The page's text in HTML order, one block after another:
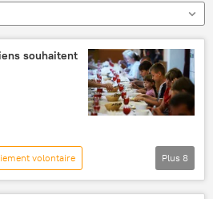
souhaitent
volontaire
Russie
Plus 8